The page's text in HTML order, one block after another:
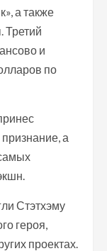
а также
Третий
и
по
а
Стэтхэму
героя,
проектах.